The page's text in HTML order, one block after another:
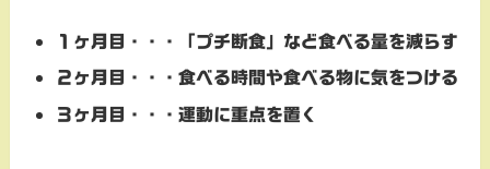
１ヶ月目・・・「プチ断食」など食べる量を減らす
２ヶ月目・・・食べる時間や食べる物に気をつける
３ヶ月目・・・運動に重点を置く